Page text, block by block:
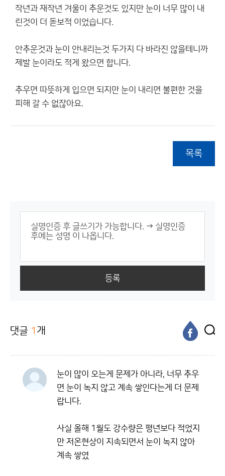
작년과 재작년 겨울이 추운것도 있지만 눈이 너무 많이 내
린것이 더 돋보적 이었습니다.
안추운것과 눈이 안내리는것 두가지 다 바라진 않을테니까
제발 눈이라도 적게 왔으면 합니다.
추우면 따뜻하게 입으면 되지만 눈이 내리면 불편한 것을
피해 갈 수 없잖아요.
목록
등록
댓글 1 개
눈이 많이 오는게 문제가 아니라, 너무 추우
면 눈이 녹지 않고 계속 쌓인다는게 더 문제
랍니다.
사실 올해 1월도 강수량은 평년보다 적었지
만 저온현상이 지속되면서 눈이 녹지 않아
계속 쌓였